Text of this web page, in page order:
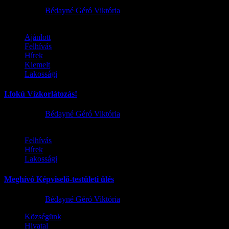
Bédayné Géró Viktória
Ajánlott
Felhívás
Hírek
Kiemelt
Lakossági
I.fokú Vízkorlátozás!
Bédayné Géró Viktória
Felhívás
Hírek
Lakossági
Meghívó Képviselő-testületi ülés
Bédayné Géró Viktória
Községünk
Hivatal